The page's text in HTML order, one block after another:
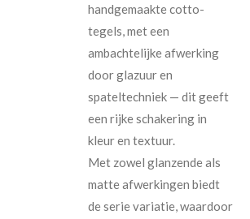
handgemaakte cotto-
tegels, met een
ambachtelijke afwerking
door glazuur en
spateltechniek — dit geeft
een rijke schakering in
kleur en textuur.
Met zowel glanzende als
matte afwerkingen biedt
de serie variatie, waardoor